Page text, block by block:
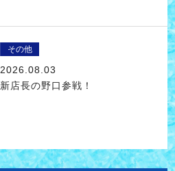
その他
2026.08.03
新店長の野口参戦！